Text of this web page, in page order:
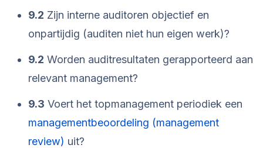
9.2 Zijn interne auditoren objectief en
onpartijdig (auditen niet hun eigen werk)?
9.2 Worden auditresultaten gerapporteerd aan
relevant management?
9.3 Voert het topmanagement periodiek een
managementbeoordeling (management
review) uit?